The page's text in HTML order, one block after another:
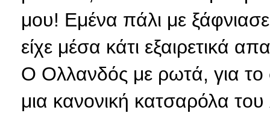
μου! Εμένα πάλι με
είχε μέσα κάτι εξαιρετικά
Ο Ολλανδός με ρωτά, για το
μια κανονική κατσαρόλα του